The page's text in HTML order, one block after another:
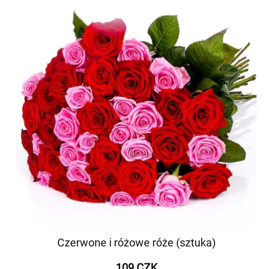
Czerwone i różowe róże (sztuka)